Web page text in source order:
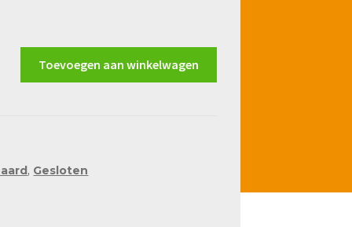
Toevoegen aan winkelwagen
, Gesloten